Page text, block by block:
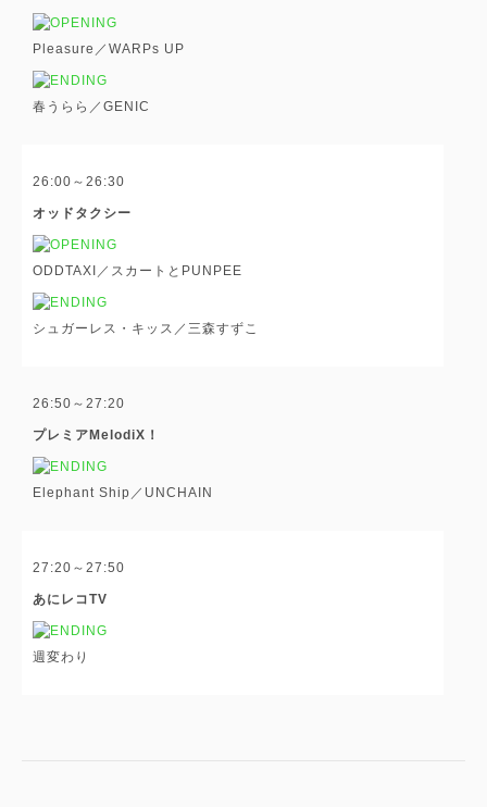
Pleasure／WARPs UP
春うらら／GENIC
26:00～26:30
オッドタクシー
ODDTAXI／スカートとPUNPEE
シュガーレス・キッス／三森すずこ
26:50～27:20
プレミアMelodiX！
Elephant Ship／UNCHAIN
27:20～27:50
あにレコTV
週変わり